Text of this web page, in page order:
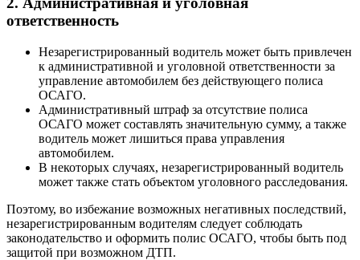
ответственность
Незарегистрированный водитель может быть привлечен
к административной и уголовной ответственности за
управление автомобилем без действующего полиса
ОСАГО.
Административный штраф за отсутствие полиса
ОСАГО может составлять значительную сумму, а также
водитель может лишиться права управления
автомобилем.
В некоторых случаях, незарегистрированный водитель
может также стать объектом уголовного расследования.
Поэтому, во избежание возможных негативных последствий,
незарегистрированным водителям следует соблюдать
законодательство и оформить полис ОСАГО, чтобы быть под
защитой при возможном ДТП.